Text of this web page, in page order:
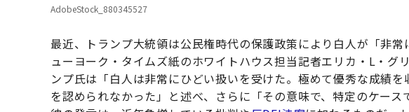
AdobeStock_880345527
最近、トランプ大統領は公民権時代の保護政策により白人が「非
ューヨーク・タイムズ紙のホワイトハウス担当記者エリカ・L・グ
ンプ氏は「白人は非常にひどい扱いを受けた。極めて優秀な成績
を認められなかった」と述べ、さらに「その意味で、特定のケース